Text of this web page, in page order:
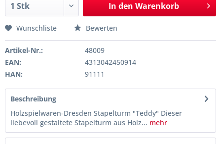
In den Warenkorb
Wunschliste Bewerten
Artikel-Nr.:
48009
EAN:
4313042450914
HAN:
91111
Beschreibung
Holzspielwaren-Dresden Stapelturm "Teddy" Dieser
liebevoll gestaltete Stapelturm aus Holz... mehr